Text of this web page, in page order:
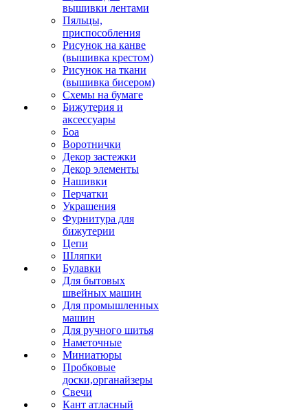
вышивки лентами
Пяльцы,
приспособления
Рисунок на канве
(вышивка крестом)
Рисунок на ткани
(вышивка бисером)
Схемы на бумаге
Бижутерия и
аксессуары
Боа
Воротнички
Декор застежки
Декор элементы
Нашивки
Перчатки
Украшения
Фурнитура для
бижутерии
Цепи
Шляпки
Булавки
Для бытовых
швейных машин
Для промышленных
машин
Для ручного шитья
Наметочные
Миниатюры
Пробковые
доски,органайзеры
Свечи
Кант атласный